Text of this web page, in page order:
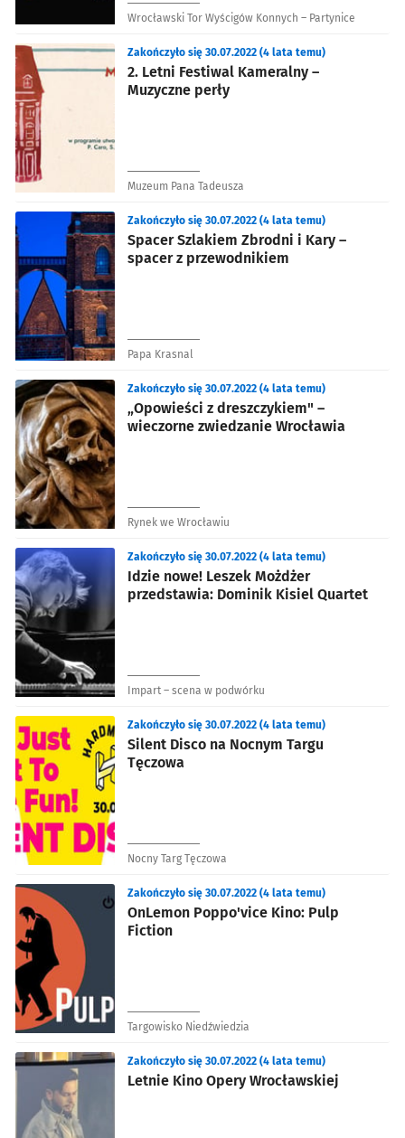
Wrocławski Tor Wyścigów Konnych – Partynice
2. Letni Festiwal Kameralny –
Muzyczne perły
Zakończyło się 30.07.2022 (4 lata temu)
Muzeum Pana Tadeusza
Spacer Szlakiem Zbrodni i Kary –
spacer z przewodnikiem
Zakończyło się 30.07.2022 (4 lata temu)
Papa Krasnal
„Opowieści z dreszczykiem" –
wieczorne zwiedzanie Wrocławia
Zakończyło się 30.07.2022 (4 lata temu)
Rynek we Wrocławiu
Idzie nowe! Leszek Możdżer
przedstawia: Dominik Kisiel Quartet
Zakończyło się 30.07.2022 (4 lata temu)
Impart – scena w podwórku
Silent Disco na Nocnym Targu
Tęczowa
Zakończyło się 30.07.2022 (4 lata temu)
Nocny Targ Tęczowa
OnLemon Poppo'vice Kino: Pulp
Fiction
Zakończyło się 30.07.2022 (4 lata temu)
Targowisko Niedźwiedzia
Letnie Kino Opery Wrocławskiej
Zakończyło się 30.07.2022 (4 lata temu)